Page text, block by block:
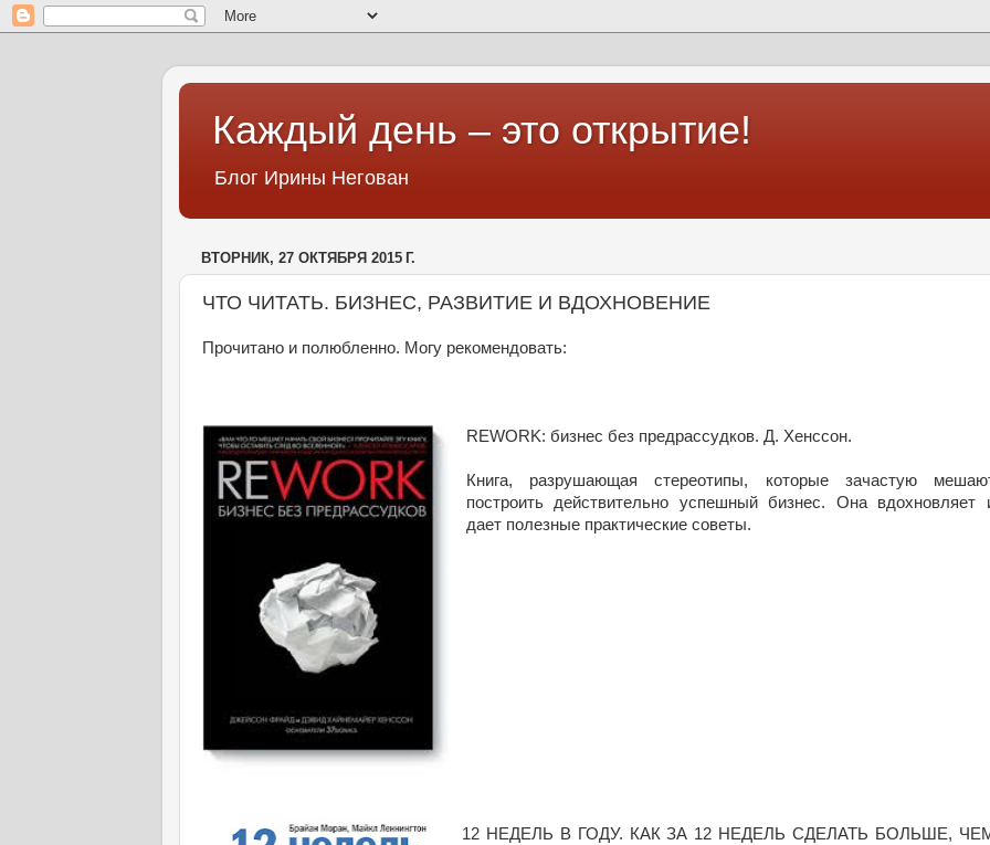
Каждый день – это открытие!
Блог Ирины Негован
ВТОРНИК, 27 ОКТЯБРЯ 2015 Г.
ЧТО ЧИТАТЬ. БИЗНЕС, РАЗВИТИЕ И ВДОХНОВЕНИЕ
Прочитано и полюбленно. Могу рекомендовать:
REWORK: бизнес без предрассудков. Д. Хенссон.
Книга, разрушающая стереотипы, которые зачастую
построить действительно успешный бизнес. Она вдохновляет
дает полезные практические советы.
12 НЕДЕЛЬ В ГОДУ. КАК ЗА 12 НЕДЕЛЬ СДЕЛАТЬ БОЛЬШЕ,